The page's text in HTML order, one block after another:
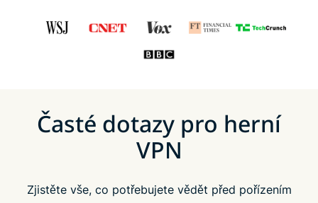
Časté dotazy pro herní
VPN
Zjistěte vše, co potřebujete vědět před pořízením